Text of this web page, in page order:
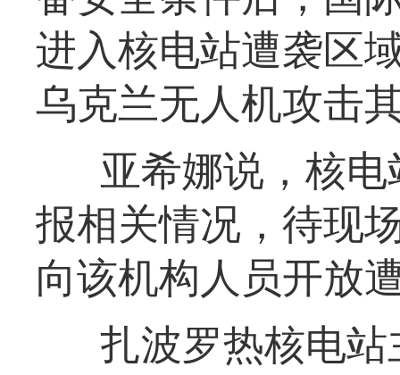
进入核电站遭袭区
乌克兰无人机攻击
亚希娜说，核
报相关情况，待现
向该机构人员开放
扎波罗热核电